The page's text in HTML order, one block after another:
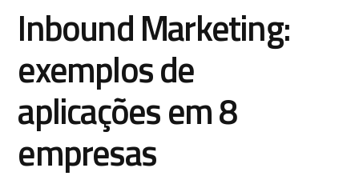
Inbound Marketing:
exemplos de
aplicações em 8
empresas